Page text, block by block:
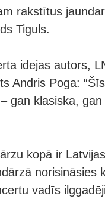
rakstītus
Tiguls.
idejas autors,
Andris Poga:
gan klasiska,
kopā ir
norisināsies
vadīs